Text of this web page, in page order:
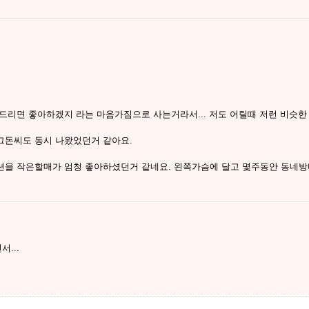
리면 좋아하겠지 라는 마음가짐으로 사는거라서... 저도 어릴때 저런 비슷
씨도 동시 나왔었던거 같아요.
작은할매가 엄청 좋아하셨던거 같네요. 왼쪽가슴에 달고 몇주동안 동네
서...